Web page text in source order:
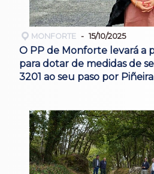
MONFORTE 15/10/2025
O PP de Monforte levará a
para dotar de medidas de
3201 ao seu paso por Piñeira